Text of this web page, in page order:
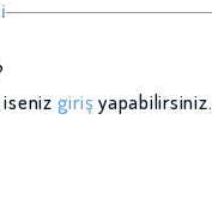
giriş yapabilirsiniz.